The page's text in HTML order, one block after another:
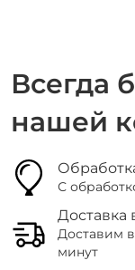
Всегда
нашей
С
Доставка
Доставим
минут